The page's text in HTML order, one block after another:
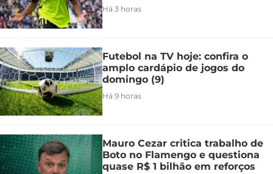
Há 3 horas
Futebol na TV hoje: confira o
amplo cardápio de jogos do
domingo (9)
Há 9 horas
Mauro Cezar critica trabalho de
Boto no Flamengo e questiona
quase R$ 1 bilhão em reforços